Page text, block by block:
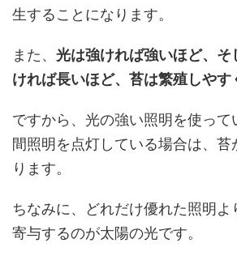
生することになります。
また、 光は強ければ強いほど、そ
ければ長いほど、苔は繁殖しやす
ですから、光の強い照明を使っ
間照明を点灯している場合は、苔
ります。
ちなみに、どれだけ優れた照明よ
寄与するのが太陽の光です。